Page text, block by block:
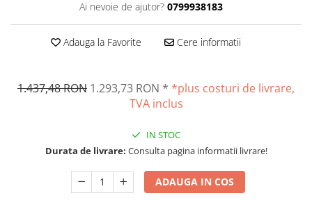
Masurarea intensitatii sunetului
Standuri testare forta
Standuri testare motorizata
Cap pivotant
Cleme
Picioare ajustabile
Piese pentru compresiune
Ai nevoie de ajutor? 0799938183
Adauga la Favorite Cere informatii
1.437,48 RON 1.293,73 RON * *plus costuri de livrare,
TVA inclus
IN STOC
Durata de livrare: Consulta pagina informatii livrare!
ADAUGA IN COS